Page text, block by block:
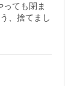
ても閉ま
、捨てまし